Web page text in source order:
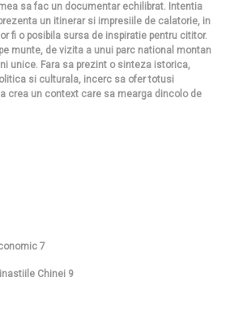
sa fac un documentar echilibrat. Intentia
un itinerar si impresiile de calatorie, in
fi o posibila sursa de inspiratie pentru cititor.
munte, de vizita a unui parc national montan
unice. Fara sa prezint o sinteza istorica,
si culturala, incerc sa ofer totusi
crea un context care sa mearga dincolo de
7
Chinei 9